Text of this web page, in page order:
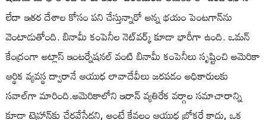
లేదా ఇతర దేశాల కోసం పని చేస్తున్నారో అన్న భయం పెంటగాన్‌ను
వెంటాడుతోంది. బినామీ కంపెనీల నెట్‌వర్క్ కూడా భారీగా ఉంది. ఒమన్
కేంద్రంగా అట్లాస్ ఇంటర్నేషనల్ వంటి బినామీ కంపెనీలు సృష్టించి అమెరికా
ఆర్థిక వ్యవస్థ ద్వారానే ఆయుధ లావాదేవీలు జరపడం అధికారులకు
సవాల్‌గా మారింది.అమెరికాలోని ఇరాన్ వ్యతిరేక వర్గాల సమాచారాన్ని
కూడా టెహ్రాన్‌కు చేరవేసేదని, అంటే కేవలం ఆయుధ బ్రోకరే కాదు, ఒక